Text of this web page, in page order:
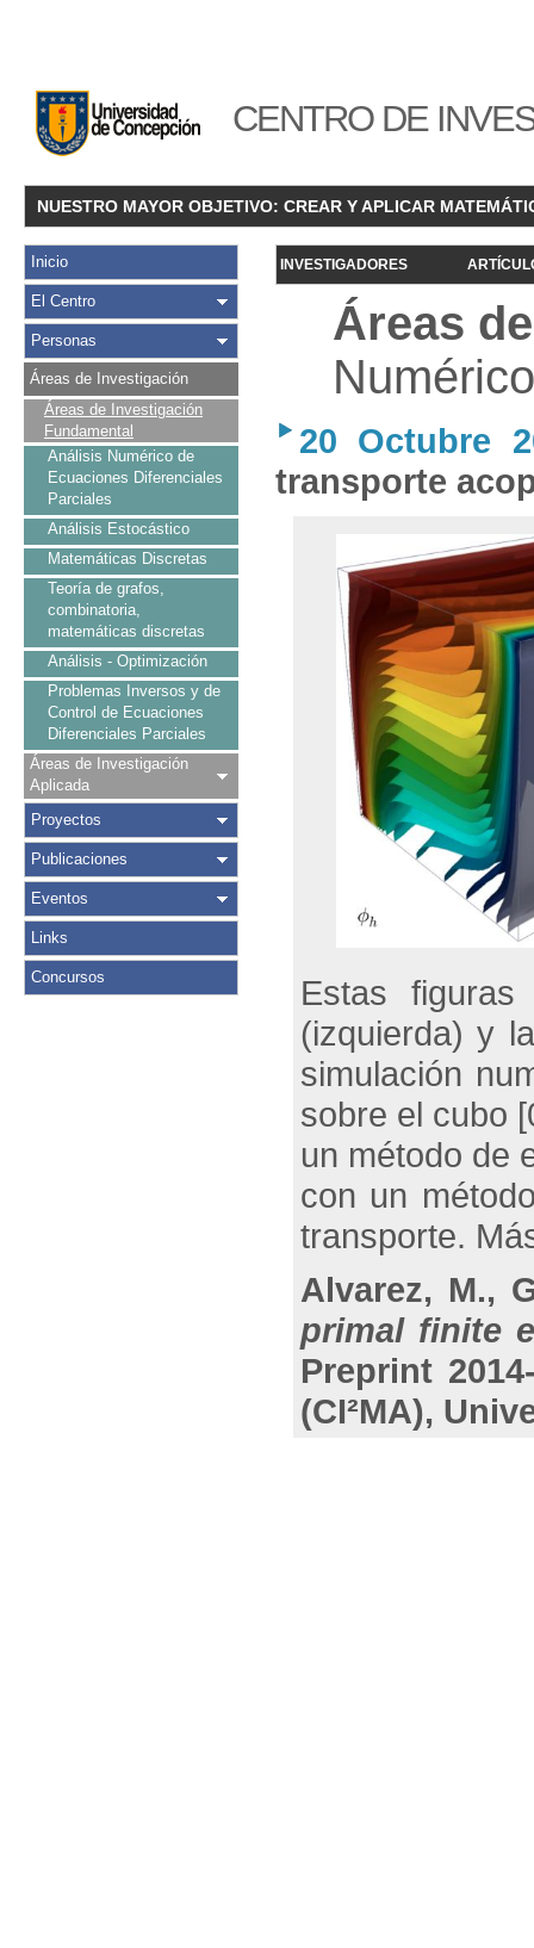
CENTRO DE
NUESTRO MAYOR OBJETIVO: CREAR Y APLICAR
Inicio
El Centro
Personas
Áreas de Investigación
Áreas de Investigación
Fundamental
Análisis Numérico de
Ecuaciones Diferenciales
Parciales
Análisis Estocástico
Matemáticas Discretas
Teoría de grafos,
combinatoria,
matemáticas discretas
Análisis - Optimización
Problemas Inversos y de
Control de Ecuaciones
Diferenciales Parciales
Áreas de Investigación
Aplicada
Proyectos
Publicaciones
Eventos
Links
Concursos
INVESTIGADORES
Áreas
20 Octubre
transporte
Estas
(izquierda) y
simulación
sobre el cubo
un método de
con un
transporte.
Alvarez, M.,
primal finite
Preprint
(CI²MA),